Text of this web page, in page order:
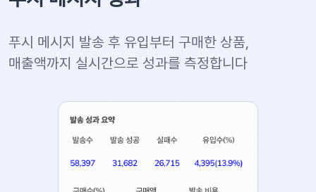
푸시 메시지 발송 후 유입부터 구매한 상품,
매출액까지 실시간으로 성과를 측정합니다